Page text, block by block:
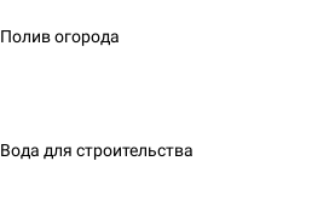
Полив огорода
Вода для строительства